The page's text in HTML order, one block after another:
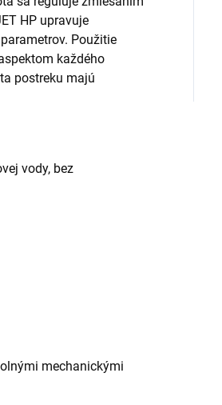
HP upravuje
Použitie
každého
postreku majú
vody, bez
mechanickými